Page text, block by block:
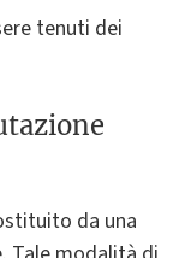
tenuti dei
da una